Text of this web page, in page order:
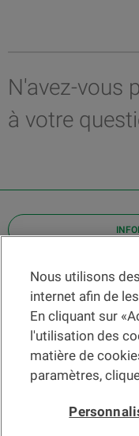
N'avez-vous
à votre
Nous utilisons
internet afin de
En cliquant sur
l'utilisation des
matière de
paramètres,